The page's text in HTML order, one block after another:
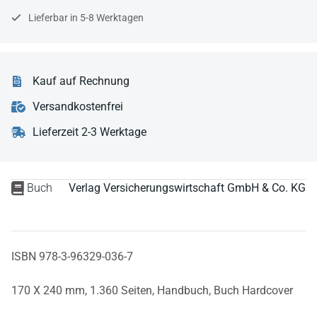
Buch Verlag Versicherungswirtschaft GmbH & Co. KG
ISBN 978-3-96329-036-7
170 X 240 mm, 1.360 Seiten, Handbuch, Buch Hardcover
Lieferbar in 5-8 Werktagen
Kauf auf Rechnung
Versandkostenfrei
Lieferzeit 2-3 Werktage